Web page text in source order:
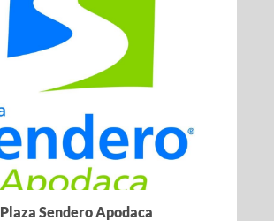
Plaza Sendero Apodaca